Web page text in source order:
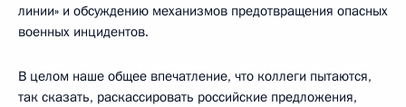
линии» и обсуждению механизмов предотвращения опасных
военных инцидентов.
В целом наше общее впечатление, что коллеги пытаются,
так сказать, раскассировать российские предложения,